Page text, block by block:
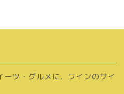
ーツ・グルメに、ワインのサイ